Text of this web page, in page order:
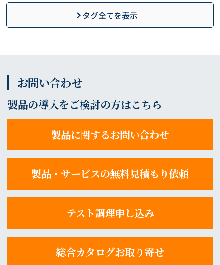
タグ全てを表示
お問い合わせ
製品の導入をご検討の方はこちら
製品に関するお問い合わせ
製品・サービスの無料見積もり依頼
テスト調理申し込み
総合カタログお取り寄せ